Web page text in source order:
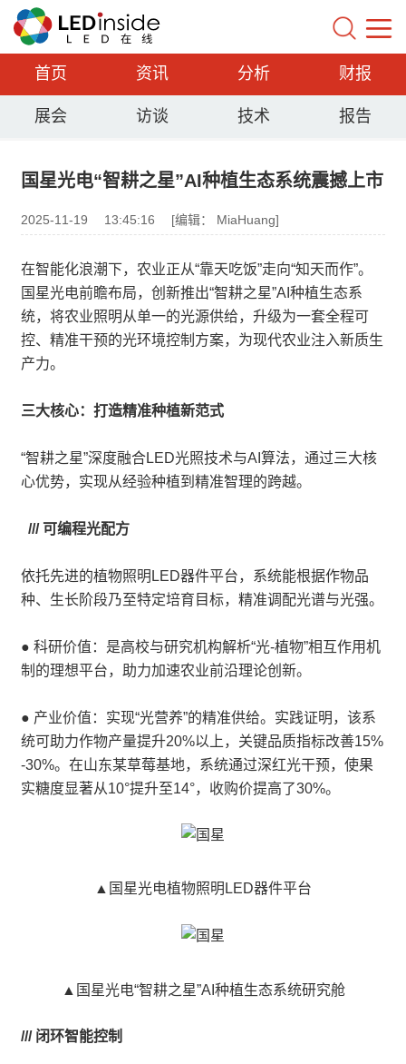
首页 资讯 分析 财报
展会 访谈 技术 报告
国星光电“智耕之星”AI种植生态系统震撼上市
2025-11-19 13:45:16 [编辑： MiaHuang]
在智能化浪潮下，农业正从“靠天吃饭”走向“知天而作”。
国星光电前瞻布局，创新推出“智耕之星”AI种植生态系
统，将农业照明从单一的光源供给，升级为一套全程可
控、精准干预的光环境控制方案，为现代农业注入新质生
产力。
三大核心：打造精准种植新范式
“智耕之星”深度融合LED光照技术与AI算法，通过三大核
心优势，实现从经验种植到精准智理的跨越。
/// 可编程光配方
依托先进的植物照明LED器件平台，系统能根据作物品
种、生长阶段乃至特定培育目标，精准调配光谱与光强。
● 科研价值：是高校与研究机构解析“光-植物”相互作用机
制的理想平台，助力加速农业前沿理论创新。
● 产业价值：实现“光营养”的精准供给。实践证明，该系
统可助力作物产量提升20%以上，关键品质指标改善15%
-30%。在山东某草莓基地，系统通过深红光干预，使果
实糖度显著从10°提升至14°，收购价提高了30%。
▲国星光电植物照明LED器件平台
▲国星光电“智耕之星”AI种植生态系统研究舱
/// 闭环智能控制